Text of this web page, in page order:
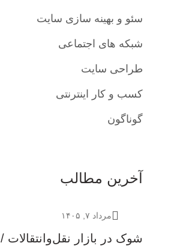
سئو و بهینه سازی سایت
شبکه های اجتماعی
طراحی سایت
کسب و کار اینترنتی
گوناگون
آخرین مطالب
مرداد ۷, ۱۴۰۵
شوک در بازار نقل‌وانتقالات /